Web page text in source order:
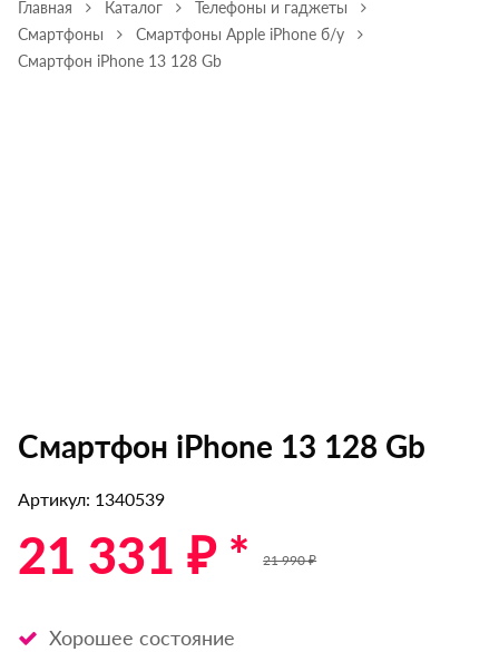
Главная Каталог
Телефоны и гаджеты
Смартфоны
Смартфоны Apple iPhone б/у
Смартфон iPhone 13 128 Gb
Смартфон iPhone 13 128 Gb
Артикул: 1340539
21 331 ₽ * 21 990 ₽
Хорошее состояние